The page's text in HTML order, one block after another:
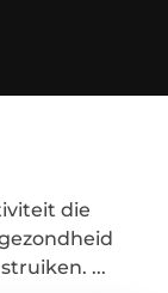
die
...